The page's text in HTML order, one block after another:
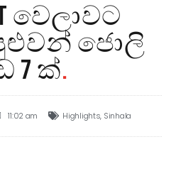
වෙලාවට
ජොලි
7 ක්.
11:02 am Highlights, Sinhala